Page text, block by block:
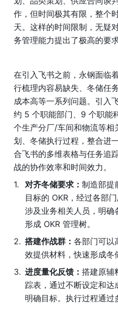
作，但时间极其有限，整个
天。这样的时间限制，无疑
务管理能力提出了极高的要求
在引入飞书之前，永钢面临
行梳理内容易缺失、冬储任
成本高等一系列问题。引入
约 5 个职能部门、9 个职能
个生产分厂/车间和物流等
划、冬储执行过程，整合进
合飞书的多维表格与任务追
战的协作效率和时间效力。
对齐冬储要求： 制造部提
目标的 OKR，经过各部
涉及业务相关人员，明确
形成 OKR 管理树。
搭建作战群： 各部门可以
效提供材料，快速形成冬
进度量化反馈： 搭建原辅
踪表，通过不断设定和达
明确目标。执行过程通过